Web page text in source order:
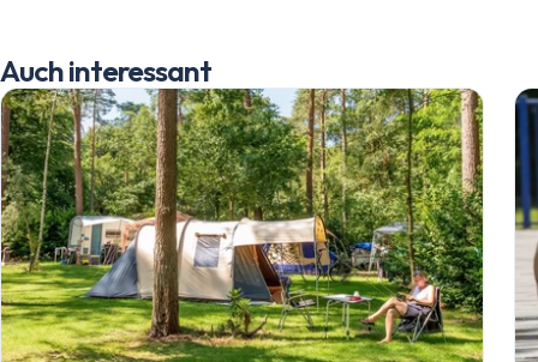
Mobilheime
Chalets
Anlässe
Auch interessant